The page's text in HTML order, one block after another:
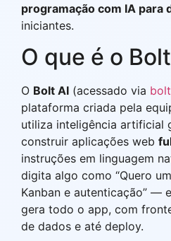
programação com IA para
iniciantes.
O que é o
O Bolt AI (acessado via
plataforma criada pela
utiliza inteligência artificial
construir aplicações web
instruções em linguagem
digita algo como “Quero
Kanban e autenticação” —
gera todo o app, com
de dados e até deploy.